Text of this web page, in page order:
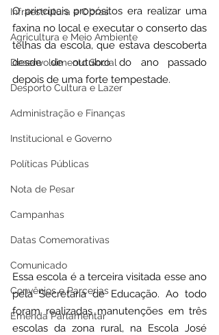
Infraestrutura e Obras
Agricultura e Meio Ambiente
Desenvolvimento Social
Desporto Cultura e Lazer
Administração e Finanças
Institucional e Governo
Políticas Públicas
Nota de Pesar
Campanhas
Datas Comemorativas
Comunicado
Convênios e Parcerias
Emenda Parlamentar
O principais propósitos era realizar uma
faxina no local e executar o conserto das
telhas da escola, que estava descoberta
desde de outubro do ano passado
depois de uma forte tempestade.
Essa escola é a terceira visitada esse ano
pela Secretaria de Educação. Ao todo
foram realizadas manutenções em três
escolas da zona rural, na Escola José